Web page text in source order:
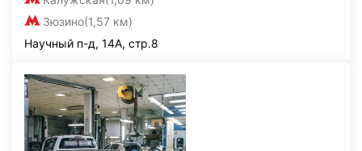
Зюзино(1,57 км)
Научный п-д, 14А, стр.8